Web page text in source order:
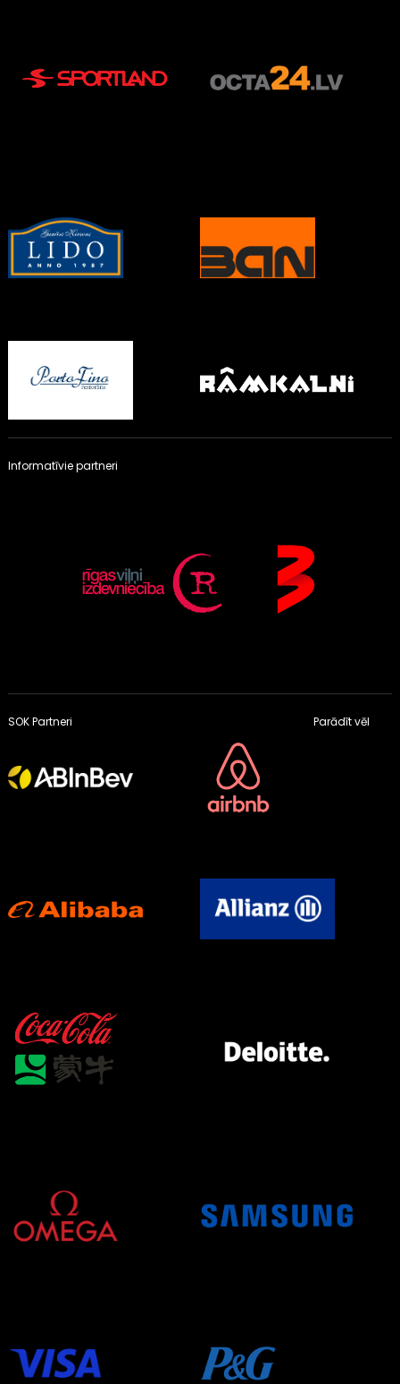
Informatīvie partneri
SOK Partneri Parādīt vēl